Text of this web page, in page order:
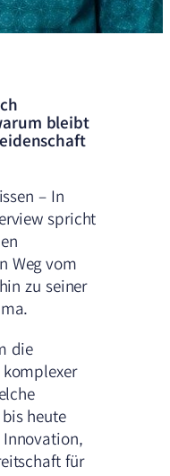
bleibt
– In
spricht
Weg vom
zu seiner
die
heute
für